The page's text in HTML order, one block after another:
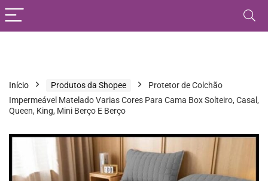
Início Produtos da Shopee
Protetor de Colchão
Impermeável Matelado Varias Cores Para Cama Box Solteiro, Casal,
Queen, King, Mini Berço E Berço